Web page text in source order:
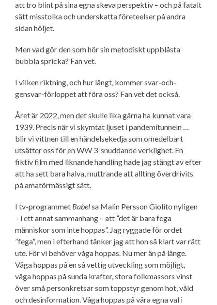
att tro blint på sina egna skeva perspektiv – och på fatalt
sätt misstolka och underskatta företeelser på andra
sidan höljet.
Men vad gör den som hör sin metodiskt uppblåsta
bubbla spricka? Fan vet.
I vilken riktning, och hur långt, kommer svar-och-
gensvar-förloppet att föra oss? Fan vet det också.
Året är 2022, men det skulle lika gärna ha kunnat vara
1939. Precis när vi skymtat ljuset i pandemi­tunneln …
blir vi vittnen till en händelsekedja som omedelbart
utsätter oss för en WW 3-snuddande verklighet. En
fiktiv film med liknande handling hade jag stängt av efter
att ha sett bara halva, muttrande att allting överdrivits
på amatörmässigt sätt.
I tv-programmet Babelsa Malin Persson Giolito nyligen
– i ett annat sammanhang – att ”det är bara fega
människor som inte hoppas”. Jag ryggade för ordet
”fega”, men i efterhand tänker jag att hon så klart var rätt
ute. För vi behöver våga hoppas. Nu mer än på länge.
Våga hoppas på en så vettig utveckling som möjligt,
våga hoppas på sunda krafter, stora folkmassors vinst
över små person­kretsar som toppstyr genom hot, våld
och desinformation. Våga hoppas på våra egna val i